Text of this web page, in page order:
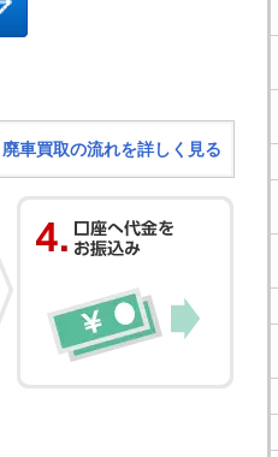
廃車買取の流れを詳しく見る